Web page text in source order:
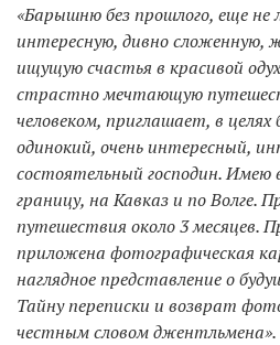
«Барышню без прошлого, еще не
интересную, дивно сложенную,
ищущую счастья в красивой
страстно мечтающую
человеком, приглашает, в целях
одинокий, очень интересный,
состоятельный господин. Имею
границу, на Кавказ и по Волге.
путешествия около 3 месяцев.
приложена фотографическая
наглядное представление о
Тайну переписки и возврат
честным словом джентльмена».